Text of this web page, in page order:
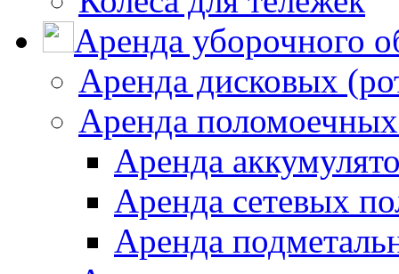
Аренда уборочного
Аренда дисковых
Аренда
Аренда
Аренда сетевых
Аренда